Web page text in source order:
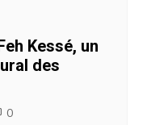
Kessé, un
des
0